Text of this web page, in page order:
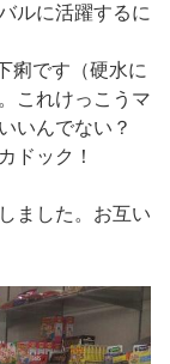
ルに活躍するに
痢です（硬水に
これけっこうマ
いんでない？
ドック！
ました。お互い